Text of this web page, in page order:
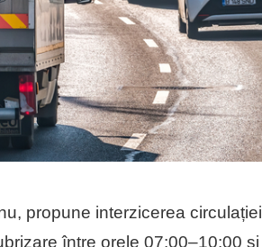
propune interzicerea circulației
între orele 07:00–10:00 și